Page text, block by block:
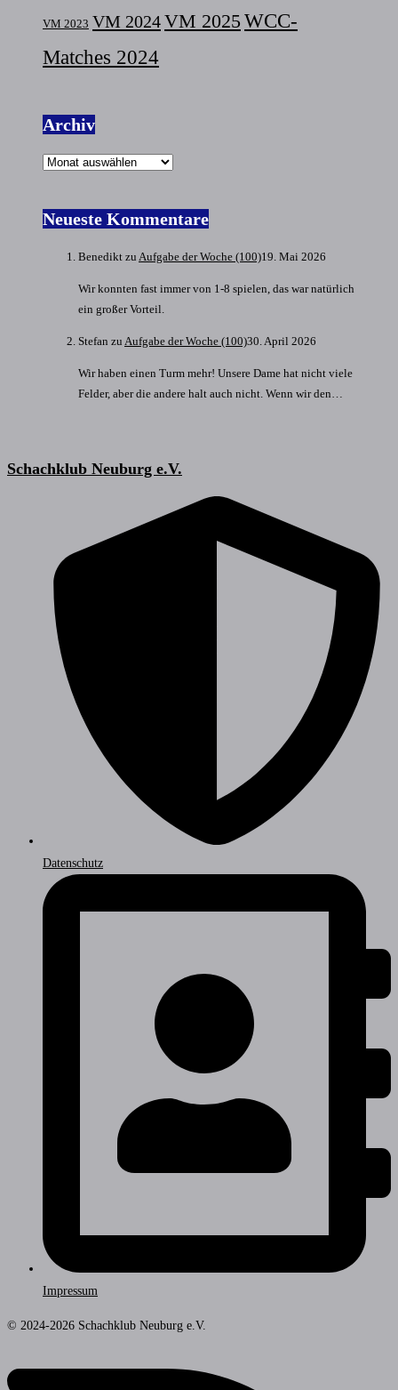
VM 2023 VM 2024VM 2025 WCC-
Matches 2024
Archiv
Archiv
Neueste Kommentare
Benedikt zu Aufgabe der Woche (100)19. Mai 2026
Wir konnten fast immer von 1-8 spielen, das war natürlich
ein großer Vorteil.
Stefan zu Aufgabe der Woche (100)30. April 2026
Wir haben einen Turm mehr! Unsere Dame hat nicht viele
Felder, aber die andere halt auch nicht. Wenn wir den…
Schachklub Neuburg e.V.
Datenschutz
Impressum
© 2024-2026 Schachklub Neuburg e.V.